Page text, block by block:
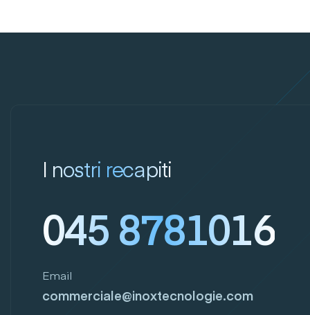
I nostri recapiti
045 8781016
Email
commerciale@inoxtecnologie.com